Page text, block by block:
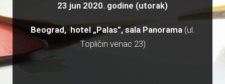
23 jun 2020. godine (utorak)
Beograd, hotel „Palas”, sala Panorama (ul.
Topličin venac 23)